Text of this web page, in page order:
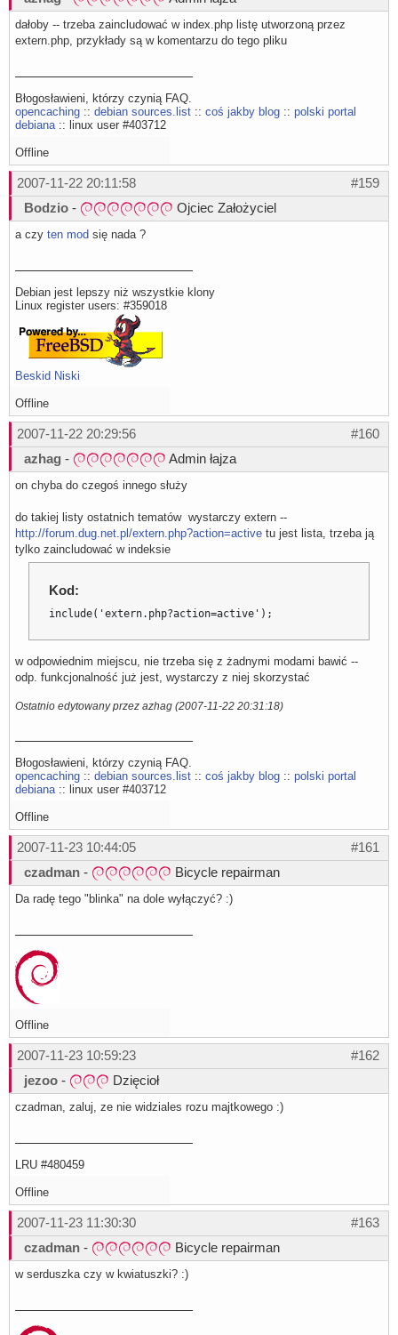
dałoby -- trzeba zaincludować w index.php listę utworzoną przez
extern.php, przykłady są w komentarzu do tego pliku
Błogosławieni, którzy czynią FAQ.
opencaching :: debian sources.list :: coś jakby blog :: polski portal
debiana:: linux user #403712
Offline
#159
2007-11-22 20:11:58
Bodzio - Ojciec Założyciel
a czy ten mod się nada ?
Debian jest lepszy niż wszystkie klony
Linux register users: #359018
Beskid Niski
Offline
#160
2007-11-22 20:29:56
azhag - Admin łajza
on chyba do czegoś innego służy
do takiej listy ostatnich tematów wystarczy extern --
http://forum.dug.net.pl/extern.php?action=active tu jest lista, trzeba ją
tylko zaincludować w indeksie
Kod:
include('extern.php?action=active');
w odpowiednim miejscu, nie trzeba się z żadnymi modami bawić --
odp. funkcjonalność już jest, wystarczy z niej skorzystać
Ostatnio edytowany przez azhag (2007-11-22 20:31:18)
Błogosławieni, którzy czynią FAQ.
opencaching :: debian sources.list :: coś jakby blog :: polski portal
debiana :: linux user #403712
Offline
#161
2007-11-23 10:44:05
czadman - Bicycle repairman
Da radę tego "blinka" na dole wyłączyć? :)
Offline
#162
2007-11-23 10:59:23
jezoo - Dzięcioł
czadman, zaluj, ze nie widziales rozu majtkowego :)
LRU #480459
Offline
#163
2007-11-23 11:30:30
czadman - Bicycle repairman
w serduszka czy w kwiatuszki? :)